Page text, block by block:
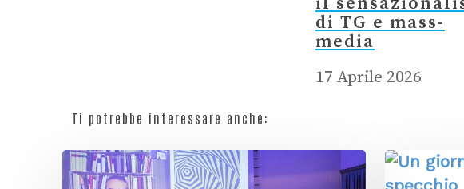
di TG e mass-
media
17 Aprile 2026
Ti potrebbe interessare anche: